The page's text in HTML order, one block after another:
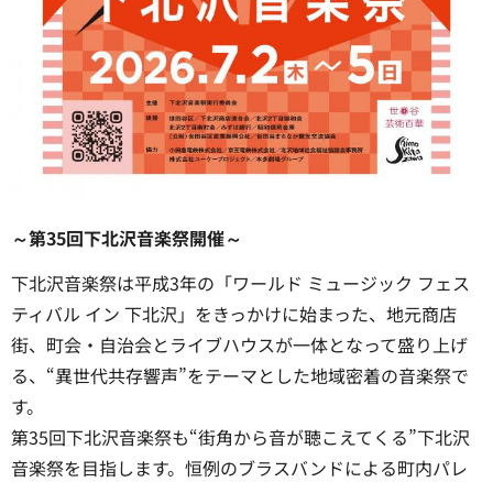
～第35回下北沢音楽祭開催～
下北沢音楽祭は平成3年の「ワールド ミュージック フェス
ティバル イン 下北沢」をきっかけに始まった、地元商店
街、町会・自治会とライブハウスが一体となって盛り上げ
る、“異世代共存響声”をテーマとした地域密着の音楽祭で
す。
第35回下北沢音楽祭も“街角から音が聴こえてくる”下北沢
音楽祭を目指します。恒例のブラスバンドによる町内パレ